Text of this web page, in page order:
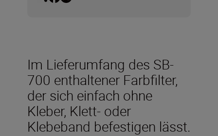
Im Lieferumfang des SB-
700 enthaltener Farbfilter,
der sich einfach ohne
Kleber, Klett- oder
Klebeband befestigen lässt.